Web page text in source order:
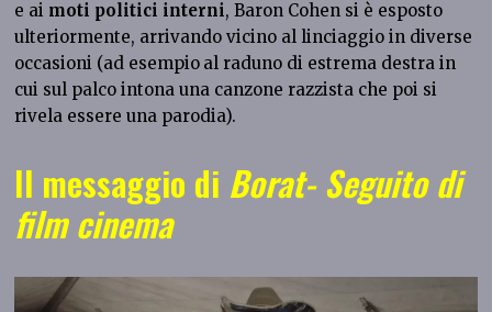
e ai moti politici interni, Baron Cohen si è esposto
ulteriormente, arrivando vicino al linciaggio in diverse
occasioni (ad esempio al raduno di estrema destra in
cui sul palco intona una canzone razzista che poi si
rivela essere una parodia).
Il messaggio di Borat- Seguito di
film cinema